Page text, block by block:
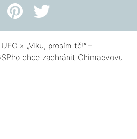
UFC » „Vlku, prosím tě!“ –
chce zachránit Chimaevovu